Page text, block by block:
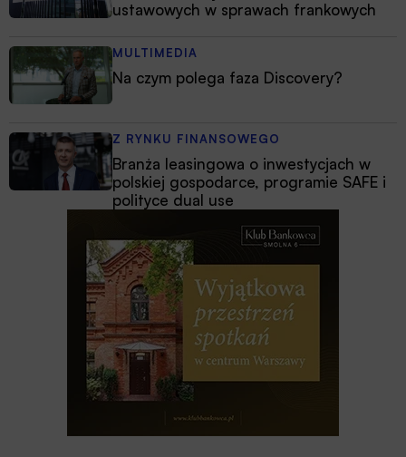
ustawowych w sprawach frankowych
MULTIMEDIA
Na czym polega faza Discovery?
Z RYNKU FINANSOWEGO
Branża leasingowa o inwestycjach w
polskiej gospodarce, programie SAFE i
polityce dual use